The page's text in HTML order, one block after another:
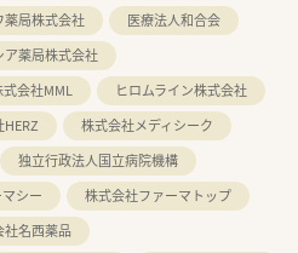
薬局株式会社
医療法人和合会
ア薬局株式会社
式会社MML
ヒロムライン株式会社
株式会社メディシーク
独立行政法人国立病院機構
シー
株式会社ファーマトップ
社名西薬品